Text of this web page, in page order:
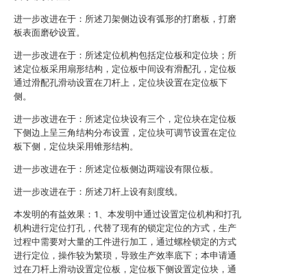
进一步改进在于：所述刀架侧边设有弧形的打磨板，打磨
板表面磨砂设置。
进一步改进在于：所述定位机构包括定位板和定位块；所
述定位板采用扇形结构，定位板中间设有滑配孔，定位板
通过滑配孔滑动设置在刀杆上，定位块设置在定位板下
侧。
进一步改进在于：所述定位块设有三个，定位块在定位板
下侧边上呈三角结构分布设置，定位块可调节设置在定位
板下侧，定位块采用锥形结构。
进一步改进在于：所述定位板侧边两端设有限位板。
进一步改进在于：所述刀杆上设有刻度线。
本发明的有益效果：1、本发明中通过设置定位机构和打孔
机构进行定位打孔，代替了现有的锁定定位的方式，生产
过程中需要对大量的工件进行加工，通过螺栓锁定的方式
进行定位，操作较为繁琐，导致生产效率底下；本申请通
过在刀杆上滑动设置定位板，定位板下侧设置定位块，通